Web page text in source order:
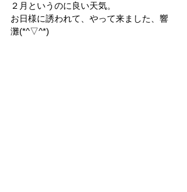
２月というのに良い天気。
お日様に誘われて、やって来ました、響
灘(*^▽^*)